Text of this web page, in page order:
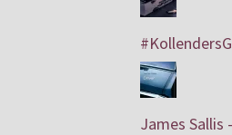
James Sallis